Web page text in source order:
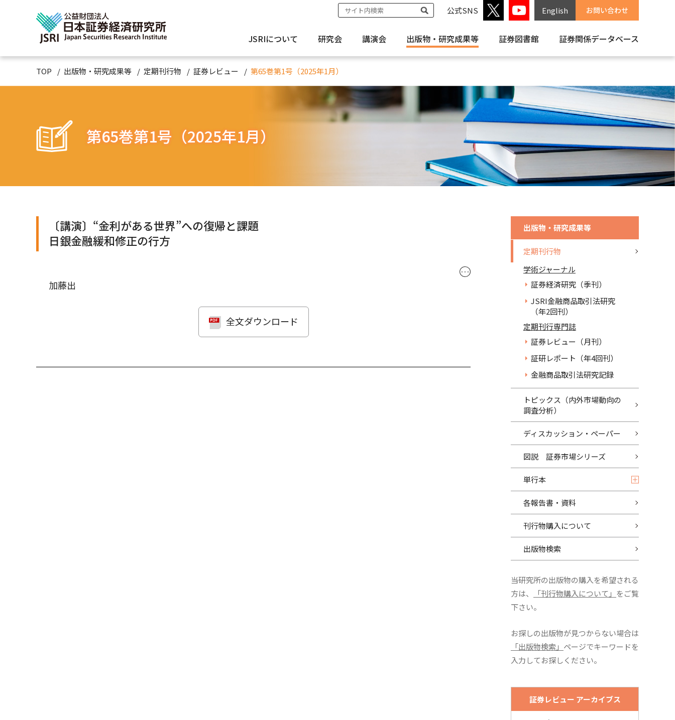
公式SNS English お問い合わせ
JSRIについて 研究会 講演会 出版物・ 研究成果等 証券図書館 証券関係データベース
TOP 出版物・研究成果等 定期刊行物 証券レビュー 第65巻第1号（2025年1月）
第65巻第1号（2025年1月）
〔講演〕“金利がある世界”への復帰と課題
日銀金融緩和修正の行方
･･･
加藤出
全文ダウンロード
出版物・研究成果等
定期刊行物
学術ジャーナル
証券経済研究（季刊）
JSRI金融商品取引法研究
（年2回刊）
定期刊行専門誌
証券レビュー（月刊）
証研レポート（年4回刊）
金融商品取引法研究記録
トピックス（内外市場動向の
調査分析）
ディスカッション・ペーパー
図説 証券市場シリーズ
単行本
各報告書・資料
刊行物購入について
出版物検索
当研究所の出版物の購入を希望される
方は、
「刊行物購入について」 をご覧
下さい。
お探しの出版物が見つからない場合は
「出版物検索」 ページでキーワードを
入力してお探しください。
証券レビュー アーカイブス